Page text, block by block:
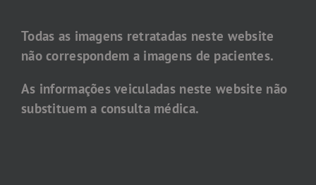
Todas as imagens retratadas neste website
não correspondem a imagens de pacientes.
As informações veiculadas neste website não
substituem a consulta médica.